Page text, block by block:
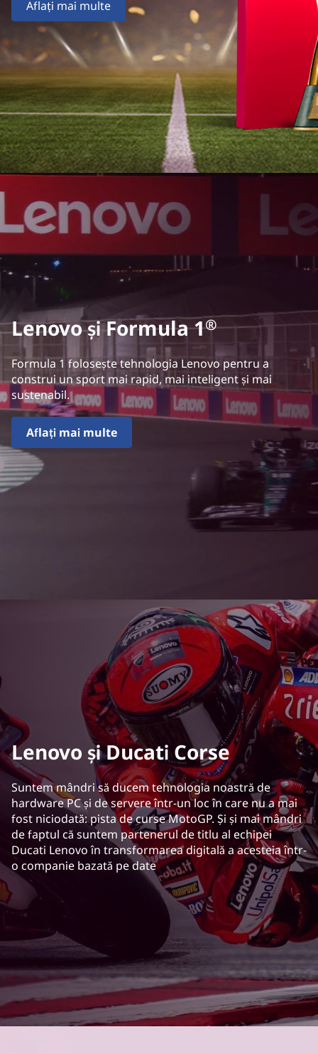
Aflați mai multe
Lenovo și Formula 1®
Formula 1 folosește tehnologia Lenovo pentru a
construi un sport mai rapid, mai inteligent și mai
sustenabil.
Aflați mai multe
Lenovo și Ducati Corse
Suntem mândri să ducem tehnologia noastră de
hardware PC și de servere într-un loc în care nu a mai
fost niciodată: pista de curse MotoGP. Și și mai mândri
de faptul că suntem partenerul de titlu al echipei
Ducati Lenovo în transformarea digitală a acesteia într-
o companie bazată pe date